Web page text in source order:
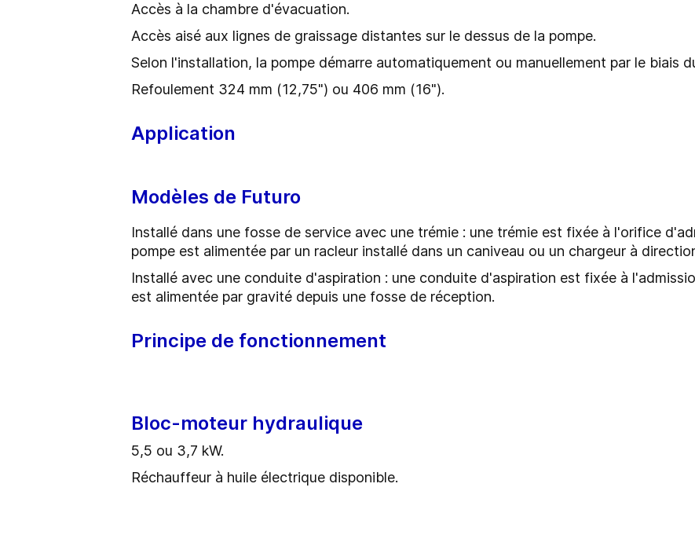
Accès à la chambre d'évacuation.
Accès aisé aux lignes de graissage distantes sur le dessus de la pompe.
Selon l'installation, la pompe démarre automatiquement ou manuellement par le biais
Refoulement 324 mm (12,75") ou 406 mm (16").
Application
Modèles de Futuro
Installé dans une fosse de service avec une trémie : une trémie est fixée à l'orifice
pompe est alimentée par un racleur installé dans un caniveau ou un chargeur à
Installé avec une conduite d'aspiration : une conduite d'aspiration est fixée à
est alimentée par gravité depuis une fosse de réception.
Principe de fonctionnement
Bloc-moteur hydraulique
5,5 ou 3,7 kW.
Réchauffeur à huile électrique disponible.